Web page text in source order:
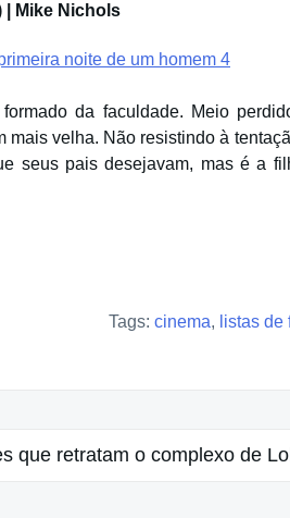
| Mike Nichols
da faculdade. Meio
mais velha. Não resistindo à
seus pais desejavam, mas é a
Tags: cinema, listas de
que retratam o complexo de